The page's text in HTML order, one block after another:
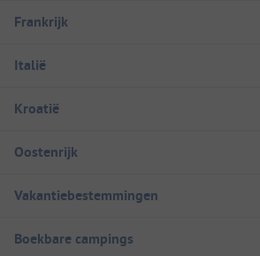
Frankrijk
Italië
Kroatië
Oostenrijk
Vakantiebestemmingen
Boekbare campings